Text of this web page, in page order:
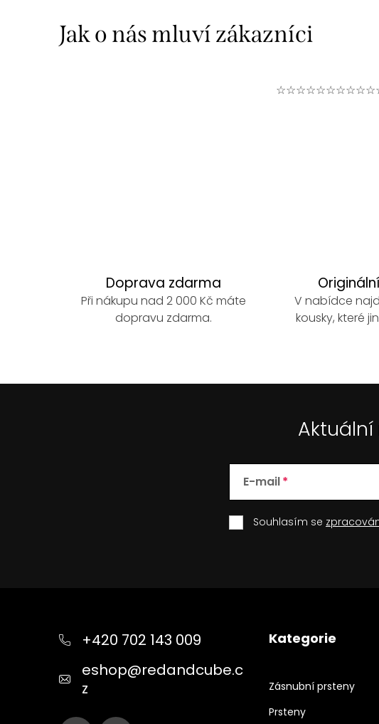
Doprava zdarma
Při nákupu nad 2 000 Kč máte
dopravu zdarma.
V nabídce
kousky, které
E-mail
Souhlasím se
+420 702 143 009
eshop@redandcube.c
z
Kategorie
Zásnubní prsteny
Prsteny